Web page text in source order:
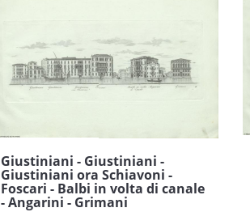
Giustiniani - Giustiniani -
Giustiniani ora Schiavoni -
Foscari - Balbi in volta di canale
- Angarini - Grimani